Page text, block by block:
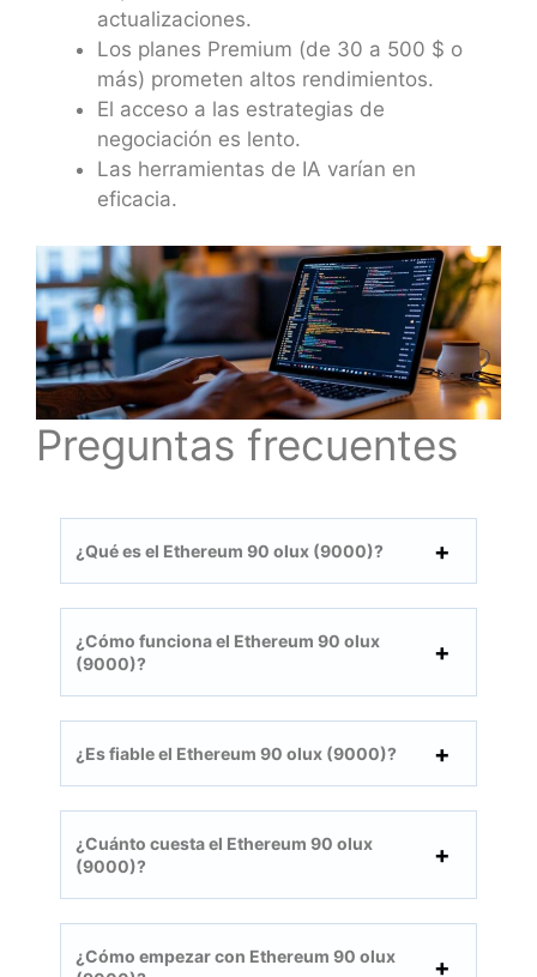
actualizaciones.
Los planes Premium (de 30 a 500 $ o
más) prometen altos rendimientos.
El acceso a las estrategias de
negociación es lento.
Las herramientas de IA varían en
eficacia.
Preguntas frecuentes
¿Qué es el Ethereum 90 olux (9000)?
¿Cómo funciona el Ethereum 90 olux
(9000)?
¿Es fiable el Ethereum 90 olux (9000)?
¿Cuánto cuesta el Ethereum 90 olux
(9000)?
¿Cómo empezar con Ethereum 90 olux